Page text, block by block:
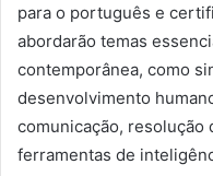
para o português e
abordarão temas
contemporânea, como
desenvolvimento
comunicação, resolução
ferramentas de